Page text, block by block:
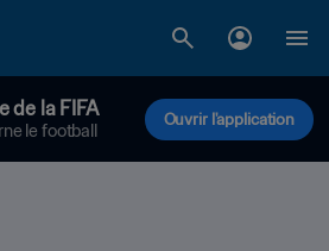
de la FIFA
le football
Ouvrir l'application